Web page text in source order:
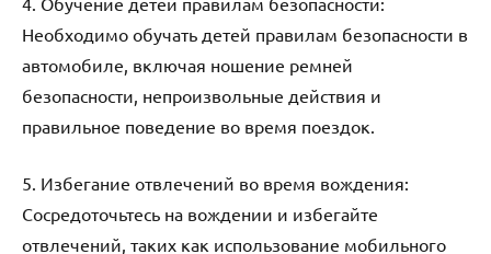
Необходимо обучать детей правилам безопасности в
автомобиле, включая ношение ремней
безопасности, непроизвольные действия и
правильное поведение во время поездок.
5. Избегание отвлечений во время вождения:
Сосредоточьтесь на вождении и избегайте
отвлечений, таких как использование мобильного